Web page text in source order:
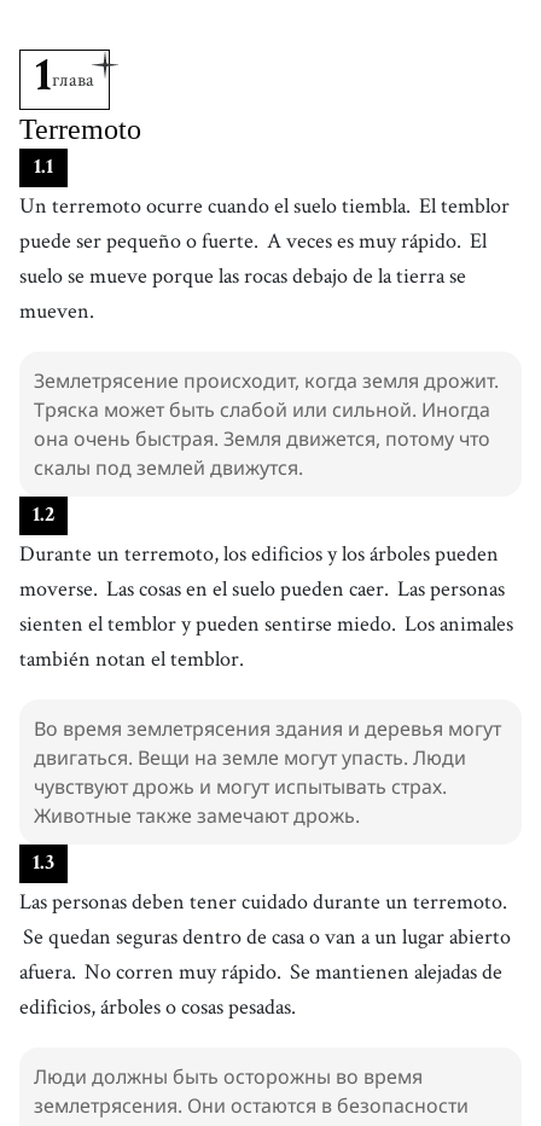
1глава
Terremoto
1.1
Un terremoto ocurre cuando el suelo tiembla. El temblor
puede ser pequeño o fuerte. A veces es muy rápido. El
suelo se mueve porque las rocas debajo de la tierra se
mueven.
Землетрясение происходит, когда земля дрожит.
Тряска может быть слабой или сильной. Иногда
она очень быстрая. Земля движется, потому что
скалы под землей движутся.
1.2
Durante un terremoto, los edificios y los árboles pueden
moverse. Las cosas en el suelo pueden caer. Las personas
sienten el temblor y pueden sentirse miedo. Los animales
también notan el temblor.
Во время землетрясения здания и деревья могут
двигаться. Вещи на земле могут упасть. Люди
чувствуют дрожь и могут испытывать страх.
Животные также замечают дрожь.
1.3
Las personas deben tener cuidado durante un terremoto.
Se quedan seguras dentro de casa o van a un lugar abierto
afuera. No corren muy rápido. Se mantienen alejadas de
edificios, árboles o cosas pesadas.
Люди должны быть осторожны во время
землетрясения. Они остаются в безопасности